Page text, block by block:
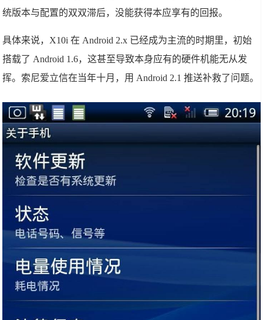
统版本与配置的双双滞后，没能获得本应享有的回报。
具体来说，X10i 在 Android 2.x 已经成为主流的时期里，初始
搭载了 Android 1.6，这甚至导致本身应有的硬件机能无从发
挥。索尼爱立信在当年十月，用 Android 2.1 推送补救了问题。